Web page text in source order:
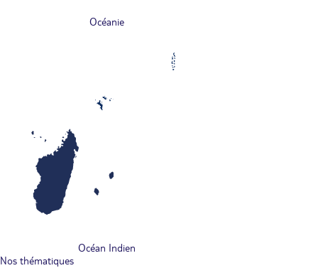
Océanie
Océan Indien
Nos thématiques